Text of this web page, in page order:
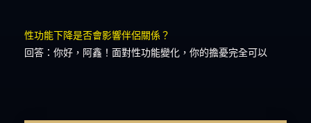
性功能下降是否會影響伴侶關係？
回答：你好，阿鑫！面對性功能變化，你的擔憂完全可以